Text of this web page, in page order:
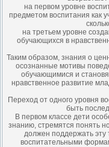
на первом уровне
предметом воспитания как
на третьем уровне
обучающихся в
Таким образом, знания о
осознанные мотивы
обучающимися и
нравственное развитие
Переход от одного уровня
быть
В первом классе дети
знанию, стремятся понять
должен поддержать
воспитательными